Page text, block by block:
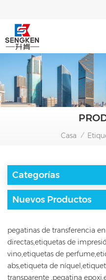
Casa /
Categorías
Nuevos Productos
pegatinas de transferencia
directas,etiquetas de
vino,etiquetas de
abs,etiqueta de
transparente ,pegatina